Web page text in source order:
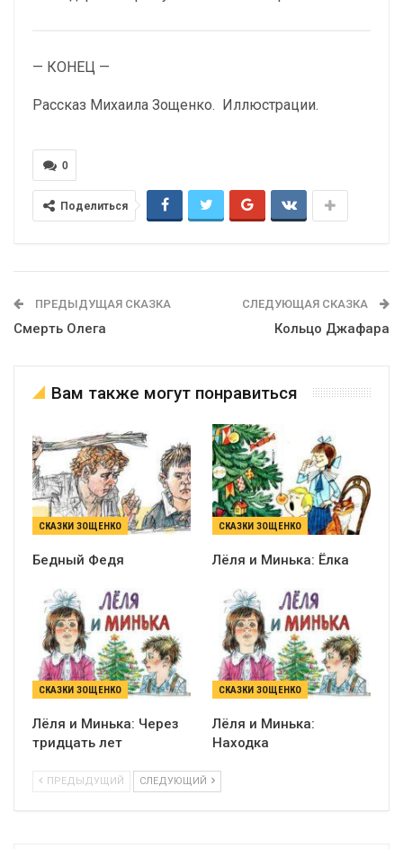
— КОНЕЦ —
Рассказ Михаила Зощенко. Иллюстрации.
0
Поделиться
ПРЕДЫДУЩАЯ СКАЗКА
Смерть Олега
СЛЕДУЮЩАЯ СКАЗКА
Кольцо Джафара
Вам также могут понравиться
СКАЗКИ ЗОЩЕНКО
Бедный Федя
СКАЗКИ ЗОЩЕНКО
Лёля и Минька: Ёлка
СКАЗКИ ЗОЩЕНКО
Лёля и Минька: Через
тридцать лет
СКАЗКИ ЗОЩЕНКО
Лёля и Минька:
Находка
ПРЕДЫДУЩИЙ СЛЕДУЮЩИЙ